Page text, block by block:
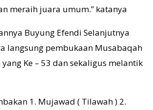
meraih juara umum.” katanya
Buyung Efendi Selanjutnya
langsung pembukaan Musabaqah
Ke – 53 dan sekaligus melantik
1. Mujawad ( Tilawah ) 2.